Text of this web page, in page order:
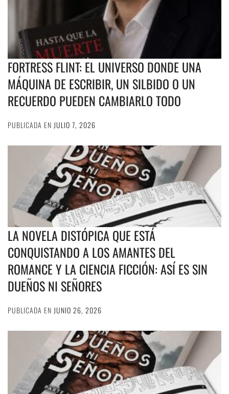
FORTRESS FLINT: EL UNIVERSO DONDE UNA
MÁQUINA DE ESCRIBIR, UN SILBIDO O UN
RECUERDO PUEDEN CAMBIARLO TODO
PUBLICADA EN JULIO 7, 2026
LA NOVELA DISTÓPICA QUE ESTÁ
CONQUISTANDO A LOS AMANTES DEL
ROMANCE Y LA CIENCIA FICCIÓN: ASÍ ES SIN
DUEÑOS NI SEÑORES
PUBLICADA EN JUNIO 26, 2026